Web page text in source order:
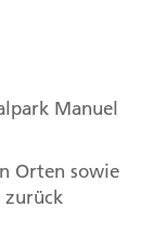
Manuel
Orten sowie